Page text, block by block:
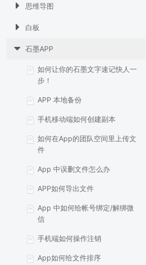
思维导图
白板
石墨APP
如何让你的石墨文字速记快人一
步！
APP 本地备份
手机移动端如何创建副本
如何在App的团队空间里上传文
件
App 中误删文件怎么办
APP如何导出文件
App 中如何给帐号绑定/解绑微
信
手机端如何操作注销
App如何给文件排序